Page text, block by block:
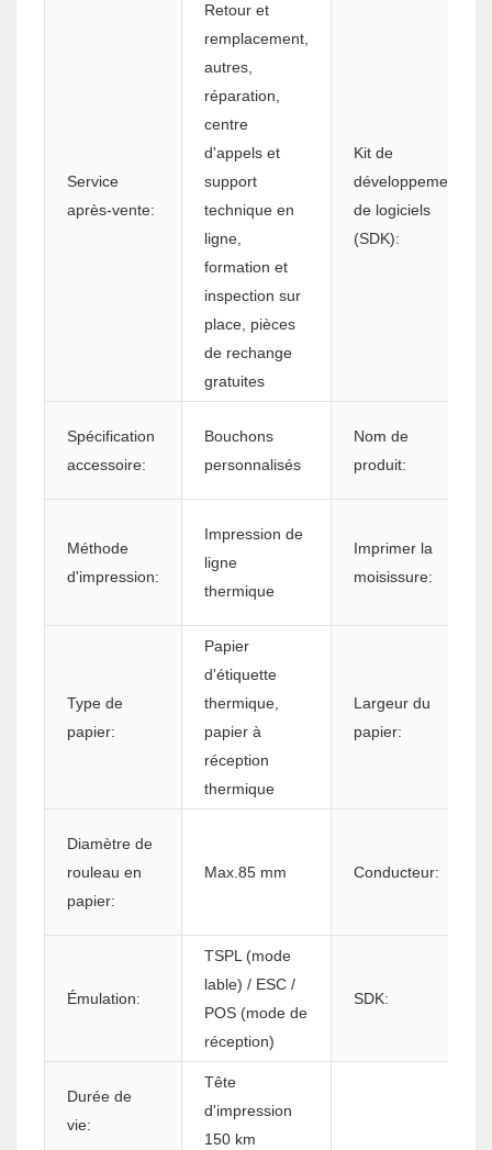
Service
après-vente:
Retour et
remplacement,
autres,
réparation,
centre
d'appels et
support
technique en
ligne,
formation et
inspection sur
place, pièces
de rechange
gratuites
Kit de
développement
de logiciels
(SDK):
Spécification
accessoire:
Bouchons
personnalisés
Nom de
produit:
Méthode
d'impression:
Impression de
ligne
thermique
Imprimer la
moisissure:
Type de
papier:
Papier
d'étiquette
thermique,
papier à
réception
thermique
Largeur du
papier:
Diamètre de
rouleau en
papier:
Max.85 mm Conducteur:
Émulation:
TSPL (mode
lable) / ESC /
POS (mode de
réception)
SDK:
Durée de
vie:
Tête
d'impression
150 km